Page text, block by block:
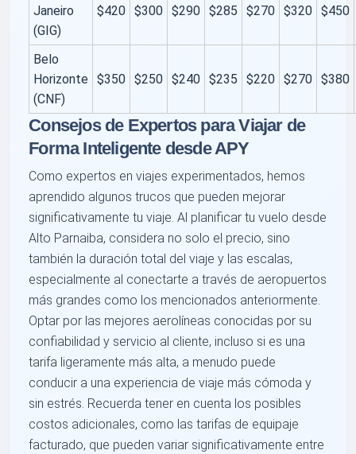
Janeiro
(GIG)
$420 $300 $290 $285 $270 $320 $450
Belo
Horizonte
(CNF)
$350 $250 $240 $235 $220 $270 $380
Consejos de Expertos para Viajar de
Forma Inteligente desde APY
Como expertos en viajes experimentados, hemos
aprendido algunos trucos que pueden mejorar
significativamente tu viaje. Al planificar tu vuelo desde
Alto Parnaiba, considera no solo el precio, sino
también la duración total del viaje y las escalas,
especialmente al conectarte a través de aeropuertos
más grandes como los mencionados anteriormente.
Optar por las mejores aerolíneas conocidas por su
confiabilidad y servicio al cliente, incluso si es una
tarifa ligeramente más alta, a menudo puede
conducir a una experiencia de viaje más cómoda y
sin estrés. Recuerda tener en cuenta los posibles
costos adicionales, como las tarifas de equipaje
facturado, que pueden variar significativamente entre